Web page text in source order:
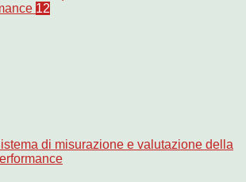
12
di misurazione e valutazione della